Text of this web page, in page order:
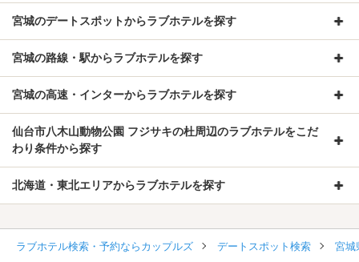
宮城のデートスポットからラブホテルを探す
宮城の路線・駅からラブホテルを探す
宮城の高速・インターからラブホテルを探す
仙台市八木山動物公園 フジサキの杜周辺のラブホテルをこだ
わり条件から探す
北海道・東北エリアからラブホテルを探す
ラブホテル検索・予約ならカップルズ デートスポット検索 宮城